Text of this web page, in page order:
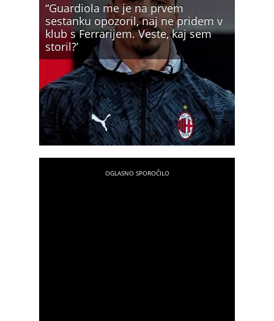
“Guardiola me je na prvem
sestanku opozoril, naj ne pridem v
klub s Ferrarijem. Veste, kaj sem
storil?’